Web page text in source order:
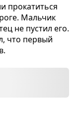
про­ка­титься
Маль­чик
не пустил его.
что пер­вый